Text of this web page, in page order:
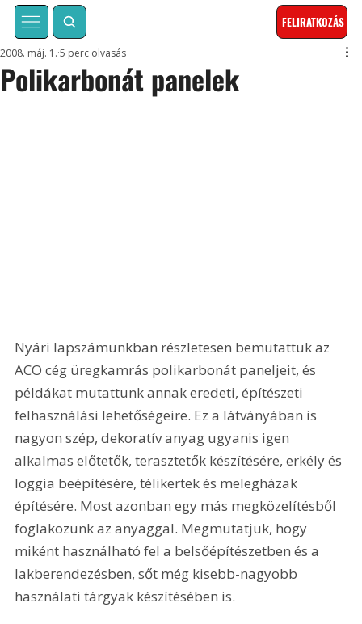
FELIRATKOZÁS
Polikarbonát panelek
2008. máj. 1. 5 perc olvasás
Nyári lapszámunkban részletesen bemutattuk az
ACO cég üregkamrás polikarbonát paneljeit, és
példákat mutattunk annak eredeti, építészeti
felhasználási lehetőségeire. Ez a látványában is
nagyon szép, dekoratív anyag ugyanis igen
alkalmas előtetők, terasztetők készítésére, erkély és
loggia beépítésére, télikertek és melegházak
építésére. Most azonban egy más megközelítésből
foglakozunk az anyaggal. Megmutatjuk, hogy
miként használható fel a belsőépítészetben és a
lakberendezésben, sőt még kisebb-nagyobb
használati tárgyak készítésében is.